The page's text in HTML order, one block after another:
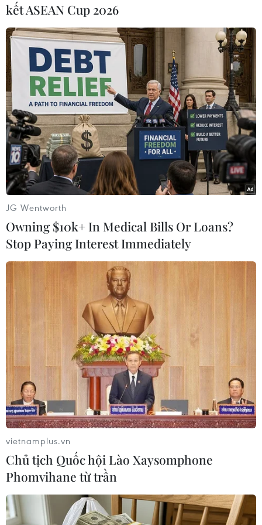
sớm nhất có thể một vòng hòa đàm khác để giải
Đông Ukraine./.
(Vietnam+)
#Khủng hoảng ở Ukraine
#Đại diện thường trực
#Tổ chức An ninh và Hợp tác châu Âu
#OSCE
Nga Ukraine
Theo dõi VietnamPlus
TIN LIÊN QUAN
kết ASEAN Cup 2026
JG Wentworth
Owning $10k+ In Medical Bills Or Loans?
Stop Paying Interest Immediately
vietnamplus.vn
Chủ tịch Quốc hội Lào Xaysomphone
Phomvihane từ trần